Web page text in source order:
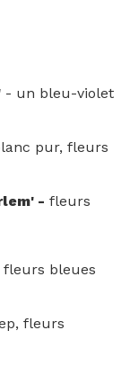
- un bleu-violet
pur, fleurs
- fleurs
fleurs bleues
fleurs